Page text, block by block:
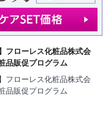
フローレス化粧品株式会
品販促プログラム
フローレス化粧品株式会
品販促プログラム